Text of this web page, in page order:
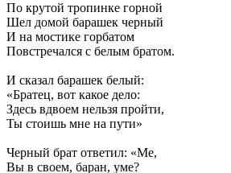
По крутой тропинке горной
Шел домой барашек черный
И на мостике горбатом
Повстречался с белым братом.
И сказал барашек белый:
«Братец, вот какое дело:
Здесь вдвоем нельзя пройти,
Ты стоишь мне на пути»
Черный брат ответил: «Ме,
Вы в своем, баран, уме?